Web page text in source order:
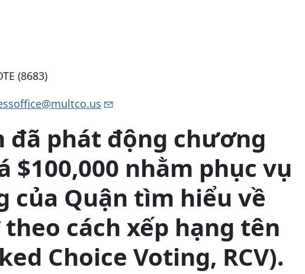
(8683)
đã phát động chương
nhằm phục vụ
của Quận tìm hiểu về
cách xếp hạng tên
Choice Voting, RCV).